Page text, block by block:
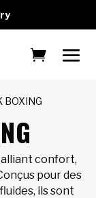
BOXING
confort,
pour des
ils sont